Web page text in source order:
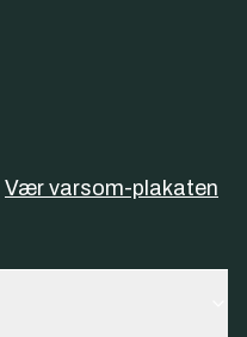
Vær varsom-plakaten